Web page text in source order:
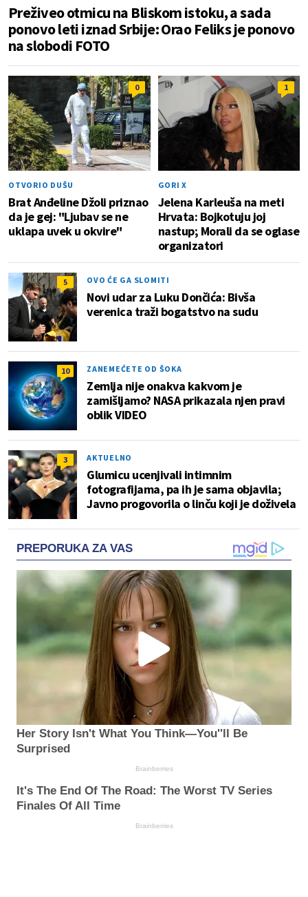
Preživeo otmicu na Bliskom istoku, a sada
ponovo leti iznad Srbije: Orao Feliks je ponovo
na slobodi FOTO
0
OTVORIO DUŠU
Brat Anđeline Džoli priznao
da je gej: "Ljubav se ne
uklapa uvek u okvire"
1
GORI X
Jelena Karleuša na meti
Hrvata: Bojkotuju joj
nastup; Morali da se oglase
organizatori
5 OVO ĆE GA SLOMITI
Novi udar za Luku Dončića: Bivša
verenica traži bogatstvo na sudu
10 ZANEMEĆETE OD ŠOKA
Zemlja nije onakva kakvom je
zamišljamo? NASA prikazala njen pravi
oblik VIDEO
3 AKTUELNO
Glumicu ucenjivali intimnim
fotografijama, pa ih je sama objavila;
Javno progovorila o linču koji je doživela
PREPORUKA ZA VAS
Her Story Isn't What You Think—You''ll Be
Surprised
Brainberries
It's The End Of The Road: The Worst TV Series
Finales Of All Time
Brainberries